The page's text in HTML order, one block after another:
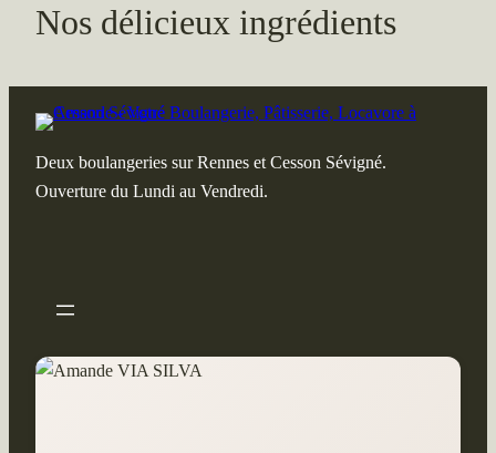
Nos délicieux ingrédients
Deux boulangeries sur Rennes et Cesson Sévigné.
Ouverture du Lundi au Vendredi.